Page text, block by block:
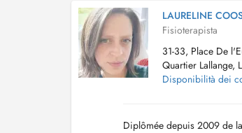
LAURELINE
Fisioterapista
31-33, Place De
Quartier Lallange,
Disponibilità dei
Diplômée depuis 2009 de